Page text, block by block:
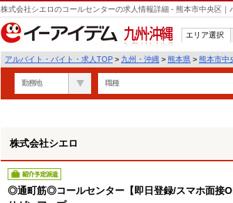
株式会社シエロのコールセンターの求人情報詳細 - 熊本市中央区
九州・沖縄
エリア選択
アルバイト・バイト・求人TOP > 九州・沖縄 > 熊本県 > 熊本市中
勤務地 職種
遣
株式会社シエロ
紹介予定派遣
◎通町筋◎コールセンター【即日登録/スマホ面接